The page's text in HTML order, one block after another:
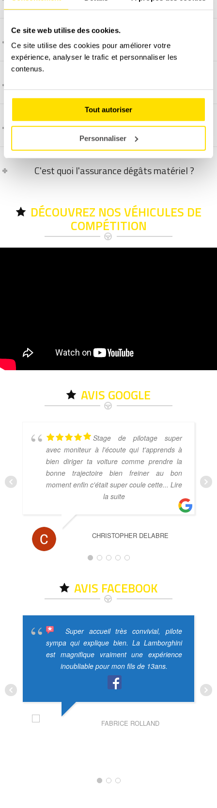
Ce site web utilise des cookies.
Ce site utilise des cookies pour améliorer votre
expérience, analyser le trafic et personnaliser les
contenus.
Tout autoriser
Personnaliser
C'est quoi une 208 Racing Cup ?
Comment et quand programmer un stage ?
C'est quoi l'assurance dégâts matériel ?
DÉCOUVREZ NOS VÉHICULES DE
COMPÉTITION
AVIS GOOGLE
Stage de pilotage super
avec moniteur à l'écoute qui t'apprends à
bien diriger ta voiture comme prendre la
bonne trajectoire bien freiner au bon
moment enfin c'était super coule cette... Lire
la suite
CHRISTOPHER DELABRE
AVIS FACEBOOK
Super accueil très convivial, pilote
sympa qui explique bien. La Lamborghini
est magnifique vraiment une expérience
inoubliable pour mon fils de 13ans.
FABRICE ROLLAND